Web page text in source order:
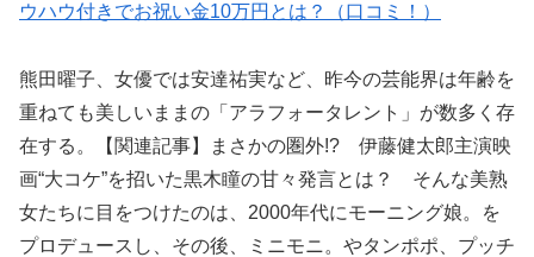
ウハウ付きでお祝い金10万円とは？（口コミ！）
熊田曜子、女優では安達祐実など、昨今の芸能界は年齢を
重ねても美しいままの「アラフォータレント」が数多く存
在する。【関連記事】まさかの圏外!? 伊藤健太郎主演映
画“大コケ”を招いた黒木瞳の甘々発言とは？ そんな美熟
女たちに目をつけたのは、2000年代にモーニング娘。を
プロデュースし、その後、ミニモニ。やタンポポ、プッチ